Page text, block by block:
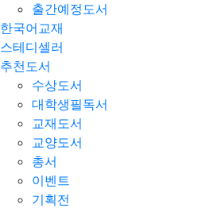
출간예정도서
한국어교재
스테디셀러
추천도서
수상도서
대학생필독서
교재도서
교양도서
총서
이벤트
기획전